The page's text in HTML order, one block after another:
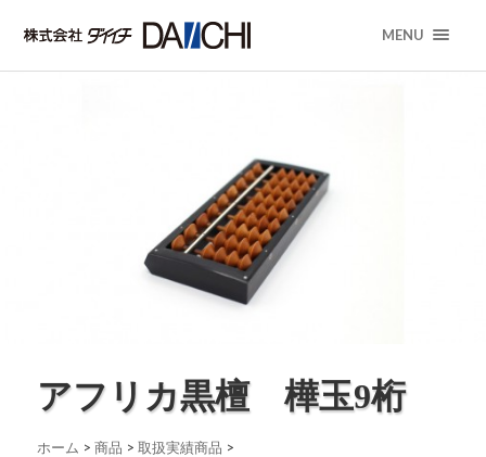
MENU
アフリカ黒檀 樺玉9桁
ホーム > 商品 > 取扱実績商品 >